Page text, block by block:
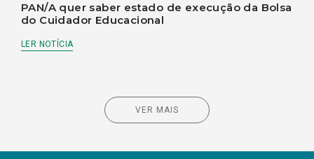
PAN/A quer saber estado de execução da Bolsa
do Cuidador Educacional
LER NOTÍCIA
VER MAIS